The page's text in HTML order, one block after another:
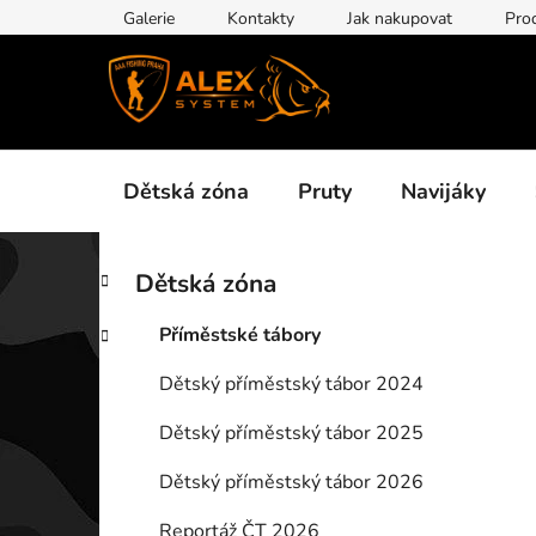
na
Galerie Kontakty Jak nakupovat
Dětská zóna Pruty Navijáky
P
s
t
í
Přeskočit
kategorie
K
a
e
Dětská zóna
Příměstské tábory
Dětský příměstský tábor 2024
Dětský příměstský tábor 2025
Dětský příměstský tábor 2026